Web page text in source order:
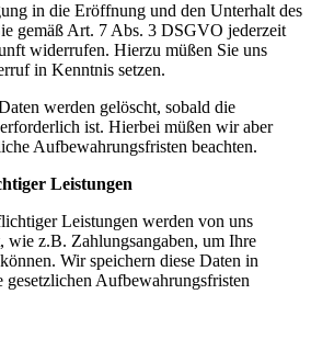
in die Eröffnung und den Unterhalt des
gemäß Art. 7 Abs. 3 DSGVO jederzeit
widerrufen. Hierzu müßen Sie uns
in Kenntnis setzen.
werden gelöscht, sobald die
ist. Hierbei müßen wir aber
Aufbewahrungsfristen beachten.
Leistungen
Leistungen werden von uns
wie z.B. Zahlungsangaben, um Ihre
Wir speichern diese Daten in
gesetzlichen Aufbewahrungsfristen